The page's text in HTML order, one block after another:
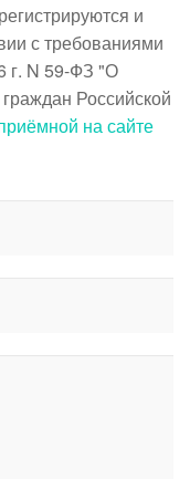
и
с требованиями
г. N 59-ФЗ "О
Российской
на сайте